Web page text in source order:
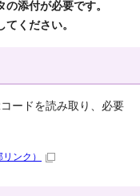
添付が必要です。
ください。
ードを読み取り、必要
リンク）